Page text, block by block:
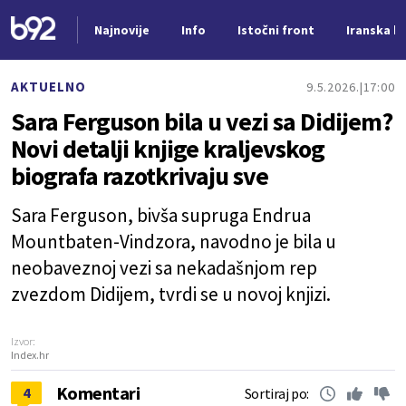
Najnovije Info Istočni front Iranska
AKTUELNO 9.5.2026. 17:00
Sara Ferguson bila u vezi sa Didijem?
Novi detalji knjige kraljevskog
biografa razotkrivaju sve
Sara Ferguson, bivša supruga Endrua
Mountbaten-Vindzora, navodno je bila u
neobaveznoj vezi sa nekadašnjom rep
zvezdom Didijem, tvrdi se u novoj knjizi.
Izvor:
Index.hr
4 Komentari Sortiraj po: